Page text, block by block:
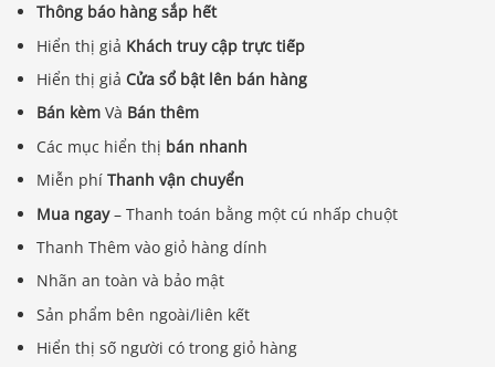
Thông báo hàng sắp hết
Hiển thị giả Khách truy cập trực tiếp
Hiển thị giả Cửa sổ bật lên bán hàng
Bán kèm Và Bán thêm
Các mục hiển thị bán nhanh
Miễn phíThanh vận chuyển
Mua ngay– Thanh toán bằng một cú nhấp chuột
Thanh Thêm vào giỏ hàng dính
Nhãn an toàn và bảo mật
Sản phẩm bên ngoài/liên kết
Hiển thị số người có trong giỏ hàng